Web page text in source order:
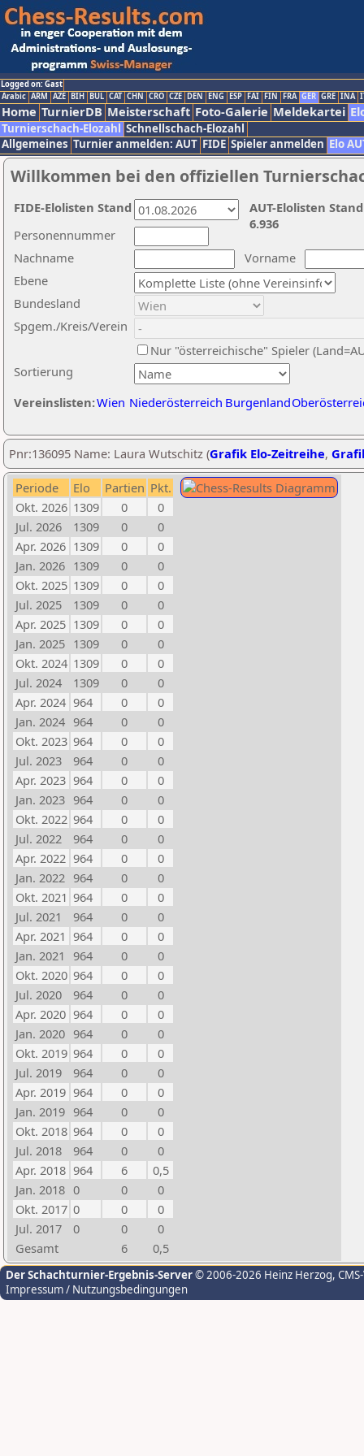
Logged on: Gast
Arabic ARM AZE BIH BUL CAT CHN CRO CZE DEN ENG ESP FAI FIN FRA GER GRE INA
Home TurnierDB Meisterschaft Foto-Galerie Meldekartei
Turnierschach-Elozahl Schnellschach-Elozahl
Allgemeines Turnier anmelden: AUT FIDE Spieler anmelden Elo
Willkommen bei den offiziellen
Nachname
Vorname
Ebene
Sortierung
Personennummer
Bundesland
Spgem./Kreis/Verein
Nur "österreichische" Spieler
Vereinslisten:Wien Niederösterreich Burgenland
AUT-Elolisten
6.936
FIDE-Elolisten Stand
Pnr:136095 Name: Laura Wutschitz (Grafik Elo-Zeitreihe,
Periode Elo Partien Pkt.
Okt. 2026 1309 0
0
Jul. 2026
1309 0
0
Apr. 2026 1309 0
0
Jan. 2026 1309 0
0
Okt. 2025 1309 0
0
Jul. 2025
1309 0
0
Apr. 2025 1309 0
0
Jan. 2025 1309 0
0
Okt. 2024 1309 0
0
Jul. 2024
1309 0
0
Apr. 2024 964 0
0
Jan. 2024 964 0
0
Okt. 2023 964 0
0
Jul. 2023
964 0
0
Apr. 2023 964 0
0
Jan. 2023 964 0
0
Okt. 2022 964 0
0
Jul. 2022
964 0
0
Apr. 2022 964 0
0
Jan. 2022 964 0
0
Okt. 2021 964 0
0
Jul. 2021
964 0
0
Apr. 2021 964 0
0
Jan. 2021 964 0
0
Okt. 2020 964 0
0
Jul. 2020
964 0
0
Apr. 2020 964 0
0
Jan. 2020 964 0
0
Okt. 2019 964 0
0
Jul. 2019
964 0
0
Apr. 2019 964 0
0
Jan. 2019 964 0
0
Okt. 2018 964 0
0
Jul. 2018
964 0
0
Apr. 2018 964 6
0,5
Jan. 2018 0 0
0
Okt. 2017 0 0
0
Jul. 2017
0 0
0
Gesamt
6 0,5
Der Schachturnier-Ergebnis-Server© 2006-2026 Heinz Herzog,
Impressum / Nutzungsbedingungen